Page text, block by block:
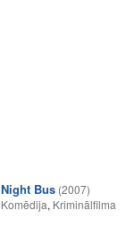
Night Bus (2007)
Komēdija, Kriminālfilma